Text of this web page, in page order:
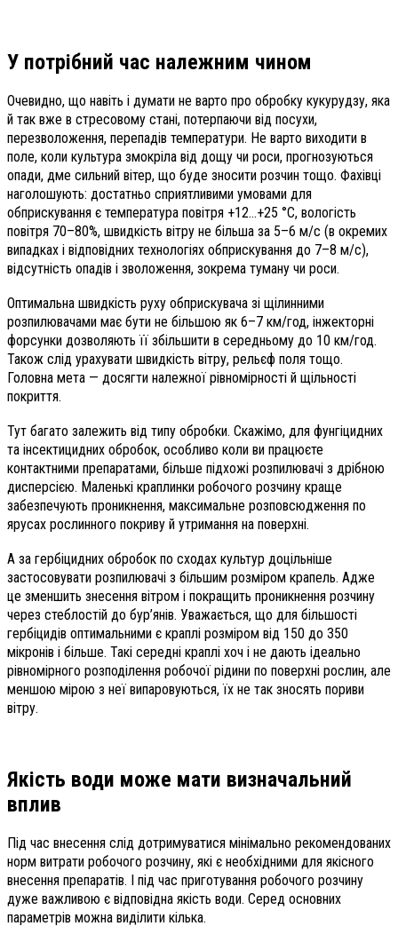
У потрібний час належним чином
Очевидно, що навіть і думати не варто про обробку кукурудзу, яка
й так вже в стресовому стані, потерпаючи від посухи,
перезволоження, перепадів температури. Не варто виходити в
поле, коли культура змокріла від дощу чи роси, прогнозуються
опади, дме сильний вітер, що буде зносити розчин тощо. Фахівці
наголошують: достатньо сприятливими умовами для
обприскування є температура повітря +12…+25 °С, вологість
повітря 70–80%, швидкість вітру не більша за 5–6 м/с (в окремих
випадках і відповідних технологіях обприскування до 7–8 м/с),
відсутність опадів і зволоження, зокрема туману чи роси.
Оптимальна швидкість руху обприскувача зі щілинними
розпилювачами має бути не більшою як 6–7 км/год, інжекторні
форсунки дозволяють її збільшити в середньому до 10 км/год.
Також слід урахувати швидкість вітру, рельєф поля тощо.
Головна мета — досягти належної рівномірності й щільності
покриття.
Тут багато залежить від типу обробки. Скажімо, для фунгіцидних
та інсектицидних обробок, особливо коли ви працюєте
контактними препаратами, більше підхожі розпилювачі з дрібною
дисперсією. Маленькі краплинки робочого розчину краще
забезпечують проникнення, максимальне розповсюдження по
ярусах рослинного покриву й утримання на поверхні.
А за гербіцидних обробок по сходах культур доцільніше
застосовувати розпилювачі з більшим розміром крапель. Адже
це зменшить знесення вітром і покращить проникнення розчину
через стеблостій до бур’янів. Уважається, що для більшості
гербіцидів оптимальними є краплі розміром від 150 до 350
мікронів і більше. Такі середні краплі хоч і не дають ідеально
рівномірного розподілення робочої рідини по поверхні рослин, але
меншою мірою з неї випаровуються, їх не так зносять пориви
вітру.
Якість води може мати визначальний
вплив
Під час внесення слід дотримуватися мінімально рекомендованих
норм витрати робочого розчину, які є необхідними для якісного
внесення препаратів. І під час приготування робочого розчину
дуже важливою є відповідна якість води. Серед основних
параметрів можна виділити кілька.